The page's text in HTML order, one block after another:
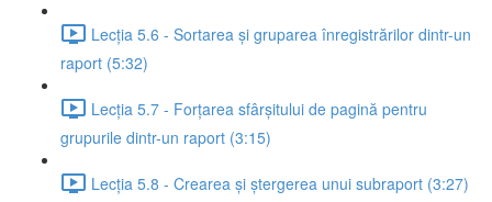
Lecția 5.6 - Sortarea și gruparea înregistrărilor dintr-un
raport (5:32)
Lecția 5.7 - Forțarea sfârșitului de pagină pentru
grupurile dintr-un raport (3:15)
Lecția 5.8 - Crearea și ștergerea unui subraport (3:27)